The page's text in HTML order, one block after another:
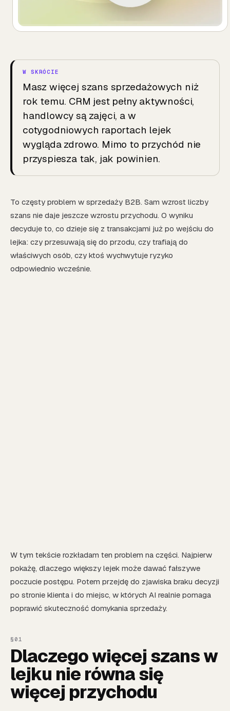
Masz więcej szans sprzedażowych niż
rok temu. CRM jest pełny aktywności,
handlowcy są zajęci, a w
cotygodniowych raportach lejek
wygląda zdrowo. Mimo to przychód nie
przyspiesza tak, jak powinien.
To częsty problem w sprzedaży B2B. Sam wzrost liczby
szans nie daje jeszcze wzrostu przychodu. O wyniku
decyduje to, co dzieje się z transakcjami już po wejściu do
lejka: czy przesuwają się do przodu, czy trafiają do
właściwych osób, czy ktoś wychwytuje ryzyko
odpowiednio wcześnie.
W tym tekście rozkładam ten problem na części. Najpierw
pokażę, dlaczego większy lejek może dawać fałszywe
poczucie postępu. Potem przejdę do zjawiska braku decyzji
po stronie klienta i do miejsc, w których AI realnie pomaga
poprawić skuteczność domykania sprzedaży.
Dlaczego więcej szans w
lejku nie równa się
więcej przychodu